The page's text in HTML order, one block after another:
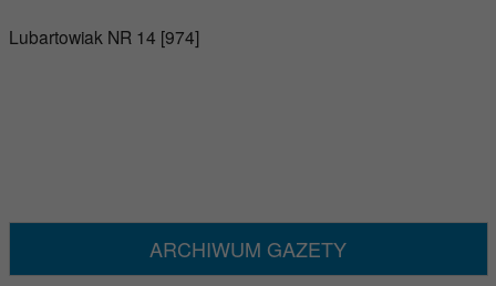
Lubartowiak NR 14 [974]
ARCHIWUM GAZETY